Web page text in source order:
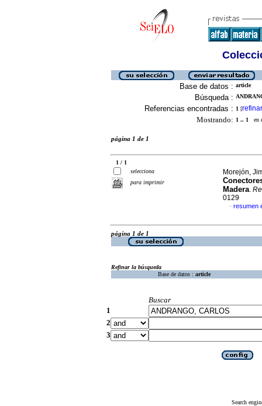
Base de datos : article
Búsqueda :
Referencias encontradas : 1 [refinar
Mostrando: 1 .. 1 en
página 1 de 1
1 / 1
selecciona
para imprimir
Morejón,
Madera.
0129
· resumen
página 1 de 1
Refinar la búsqueda
Base de datos : article
Buscar
1
2
3
Search